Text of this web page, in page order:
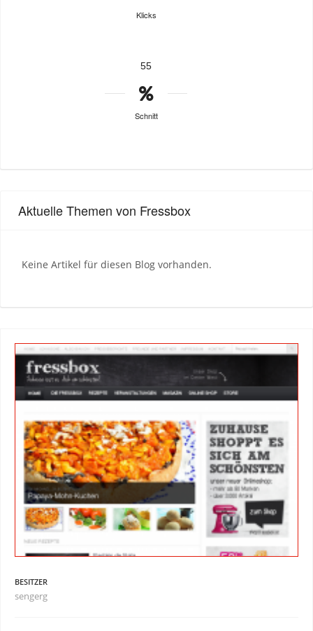
Klicks
55
Schnitt
Aktuelle Themen von Fressbox
Keine Artikel für diesen Blog vorhanden.
BESITZER
sengerg